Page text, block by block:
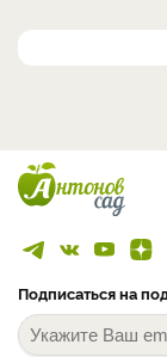
Подписаться на